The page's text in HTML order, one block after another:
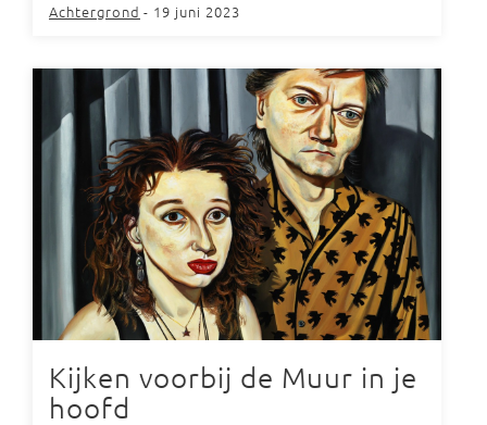
Achtergrond - 19 juni 2023
Kijken voorbij de Muur in je
hoofd